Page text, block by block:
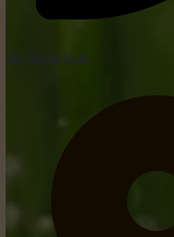
tel: +352 26 15 26